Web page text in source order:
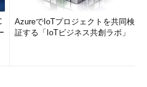
AzureでIoTプロジェクトを共同検
証する「IoTビジネス共創ラボ」